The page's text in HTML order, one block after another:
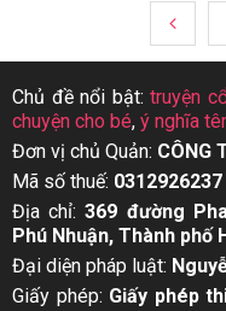
Chủ đề nổi bật:truyện
chuyện cho bé, ý nghĩa
Đơn vị chủ Quản: CÔNG
Mã số thuế: 0312926237
Địa chỉ:369 đường
Phú Nhuận, Thành phố
Đại diện pháp luật:
Giấy phép: Giấy phép